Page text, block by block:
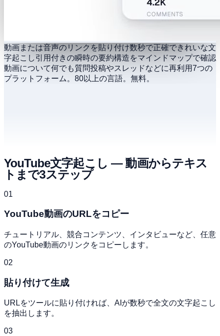
動画または音声のリンクを貼り付け数秒で正確できれいな文
字起こし引用付きの瞬時の要約構造をマインドマップで確認
動画について何でも質問投稿やスレッドなどに再利用7つの
プラットフォーム。80以上の言語。無料。
YouTube文字起こし — 動画からテキス
トまで3ステップ
01
YouTube動画のURLをコピー
チュートリアル、競合コンテンツ、インタビューなど、任意
のYouTube動画のリンクをコピーします。
02
貼り付けて生成
URLをツールに貼り付ければ、AIが数秒で全文の文字起こし
を抽出します。
03